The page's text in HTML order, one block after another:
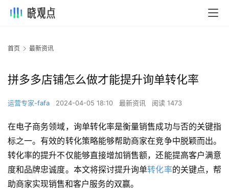
首页 最新资讯
拼多多店铺怎么做才能提升询单转化率
运营专家-fafa 2024-04-05 18:10 最新资讯 阅读 1473
在电子商务领域，询单转化率是衡量销售成功与否的关键指
标之一。有效的转化策略能够帮助商家在竞争中脱颖而出。
转化率的提升不仅能够直接增加销售额，还能提高客户满意
度和品牌忠诚度。本文将探讨提升询单转化率的关键点，帮
助商家实现销售和客户服务的双赢。